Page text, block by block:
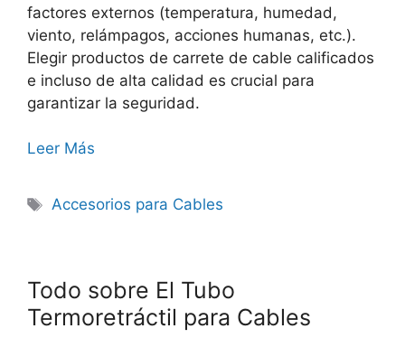
factores externos (temperatura, humedad,
viento, relámpagos, acciones humanas, etc.).
Elegir productos de carrete de cable calificados
e incluso de alta calidad es crucial para
garantizar la seguridad.
Leer Más
Accesorios para Cables
Todo sobre El Tubo
Termoretráctil para Cables